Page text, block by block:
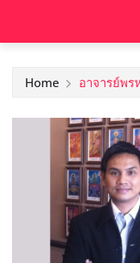
Home อาจารย์พ